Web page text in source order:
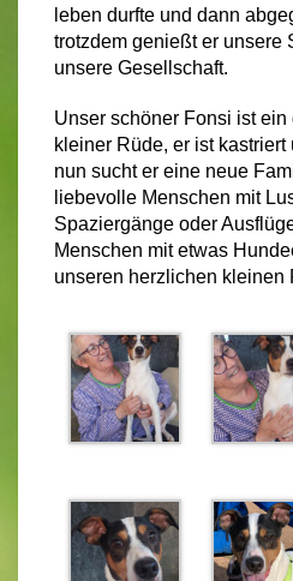
leben durfte und dann
trotzdem genießt er unsere
unsere Gesellschaft.
Unser schöner Fonsi ist
kleiner Rüde, er ist
nun sucht er eine neue
liebevolle Menschen mit
Spaziergänge oder
Menschen mit etwas
unseren herzlichen kleinen